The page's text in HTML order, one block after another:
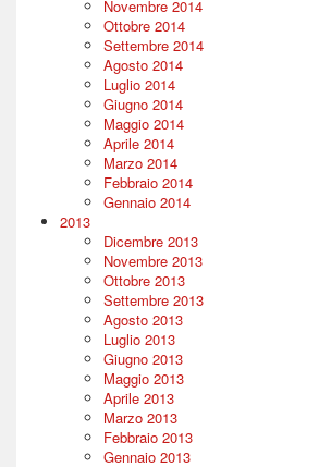
Novembre 2014
Ottobre 2014
Settembre 2014
Agosto 2014
Luglio 2014
Giugno 2014
Maggio 2014
Aprile 2014
Marzo 2014
Febbraio 2014
Gennaio 2014
2013
Dicembre 2013
Novembre 2013
Ottobre 2013
Settembre 2013
Agosto 2013
Luglio 2013
Giugno 2013
Maggio 2013
Aprile 2013
Marzo 2013
Febbraio 2013
Gennaio 2013